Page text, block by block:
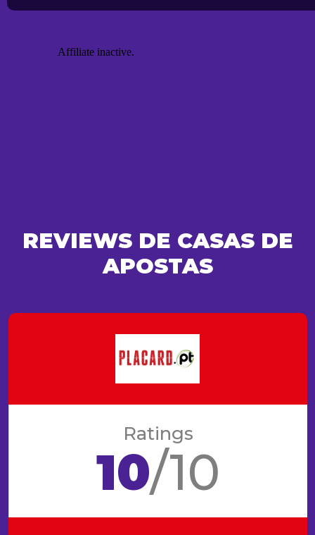
REVIEWS DE CASAS DE
APOSTAS
Ratings
10/10